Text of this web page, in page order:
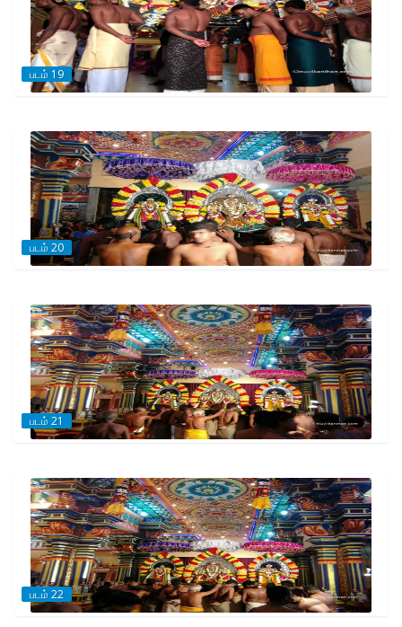
படம் 19
படம் 20
படம் 21
படம் 22